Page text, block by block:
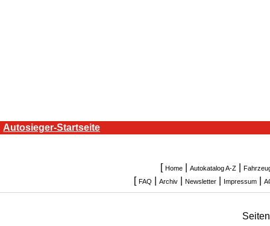
Autosieger-Startseite
[ Home| Autokatalog A-Z|
[ FAQ Archiv Newsletter Impressum